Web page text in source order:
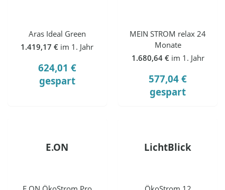
Aras Ideal Green
1.419,17 € im 1. Jahr
624,01 €
gespart
MEIN STROM relax 24
Monate
1.680,64 € im 1. Jahr
577,04 €
gespart
E.ON LichtBlick